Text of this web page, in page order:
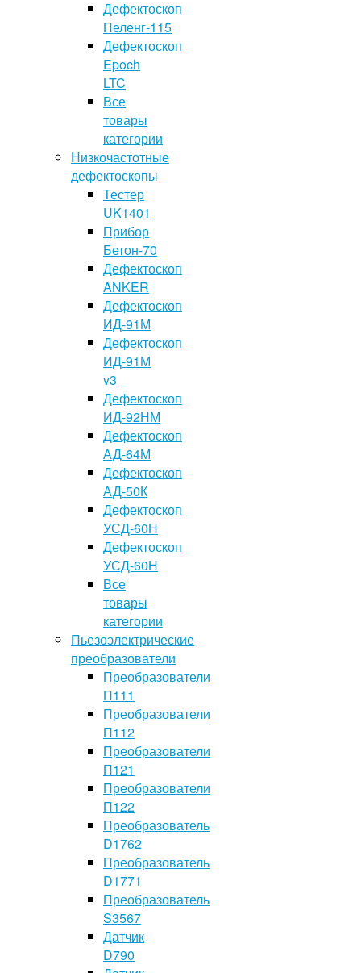
Дефектоскоп
Пеленг-115
Дефектоскоп
Epoch
LTC
Все
товары
категории
Низкочастотные
дефектоскопы
Тестер
UK1401
Прибор
Бетон-70
Дефектоскоп
ANKER
Дефектоскоп
ИД-91М
Дефектоскоп
ИД-91М
v3
Дефектоскоп
ИД-92НМ
Дефектоскоп
АД-64М
Дефектоскоп
АД-50К
Дефектоскоп
УСД-60Н
Дефектоскоп
УСД-60Н
Все
товары
категории
Пьезоэлектрические
преобразователи
Преобразователи
П111
Преобразователи
П112
Преобразователи
П121
Преобразователи
П122
Преобразователь
D1762
Преобразователь
D1771
Преобразователь
S3567
Датчик
D790